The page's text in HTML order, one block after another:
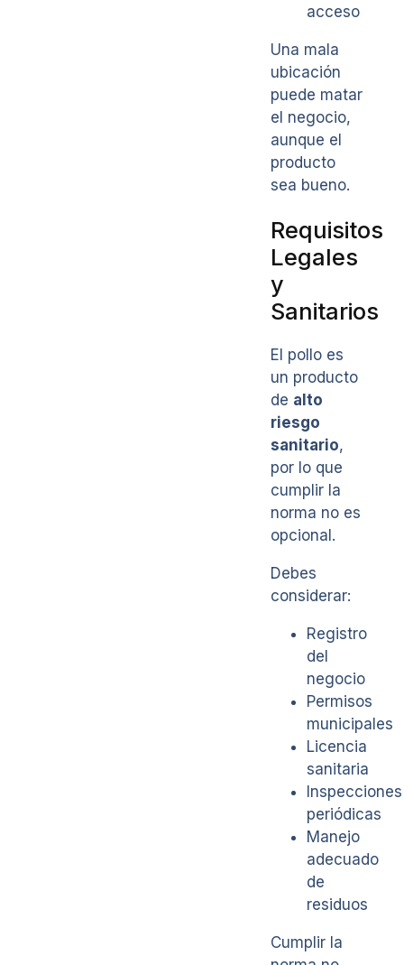
acceso
Una mala
ubicación
puede matar
el negocio,
aunque el
producto
sea bueno.
Requisitos
Legales
y
Sanitarios
El pollo es
un producto
de alto
riesgo
sanitario,
por lo que
cumplir la
norma no es
opcional.
Debes
considerar:
Registro
del
negocio
Permisos
municipales
Licencia
sanitaria
Inspecciones
periódicas
Manejo
adecuado
de
residuos
Cumplir la